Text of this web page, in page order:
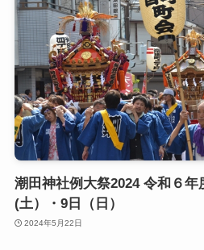
潮田神社例大祭2024 令和６年
(土）・9日（日）
2024年5月22日